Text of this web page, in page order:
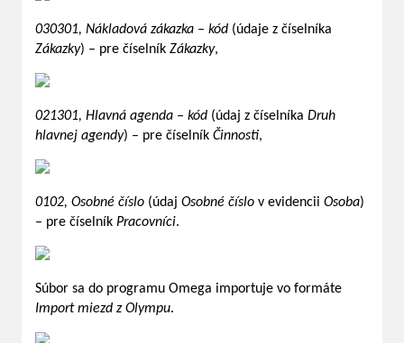
030301, Nákladová zákazka – kód (údaje z číselníka
Zákazky) – pre číselník Zákazky,
021301, Hlavná agenda – kód (údaj z číselníka Druh
hlavnej agendy) – pre číselník Činnosti,
0102, Osobné číslo (údaj Osobné číslo v evidencii Osoba)
– pre číselník Pracovníci.
Súbor sa do programu Omega importuje vo formáte
Import miezd z Olympu.